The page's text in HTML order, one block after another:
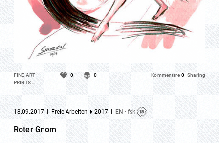
FINE ART
PRINTS …
0 0 Kommentare 0 Sharing
18.09.2017 Freie Arbeiten 2017 EN · fsk
Roter Gnom